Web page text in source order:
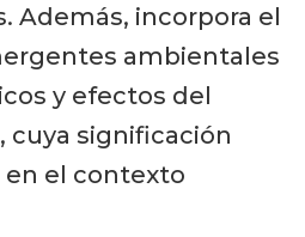
Además, incorpora el
ambientales
y efectos del
significación
en el contexto